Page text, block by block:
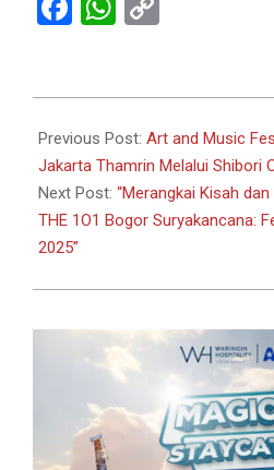
10-
27
Previous Post: Art and Music
Jakarta Thamrin Melalui Shibori
Next Post: “Merangkai Kisah
THE 1O1 Bogor Suryakancana:
2025”